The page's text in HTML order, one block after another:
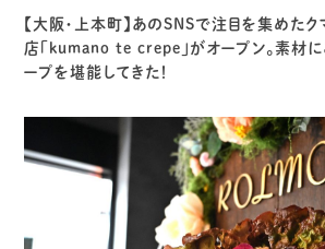
【大阪・上本町】あのSNSで注目を集めた
店「kumano te crepe」がオープン。素材
ープを堪能してきた！